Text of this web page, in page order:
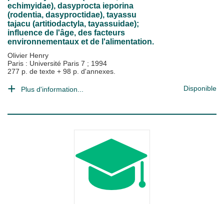
echimyidae), dasyprocta ieporina
(rodentia, dasyproctidae), tayassu
tajacu (artitiodactyla, tayassuidae);
influence de l'âge, des facteurs
environnementaux et de l'alimentation.
Olivier Henry
Paris : Université Paris 7 ; 1994
277 p. de texte + 98 p. d'annexes.
Plus d'information... Disponible